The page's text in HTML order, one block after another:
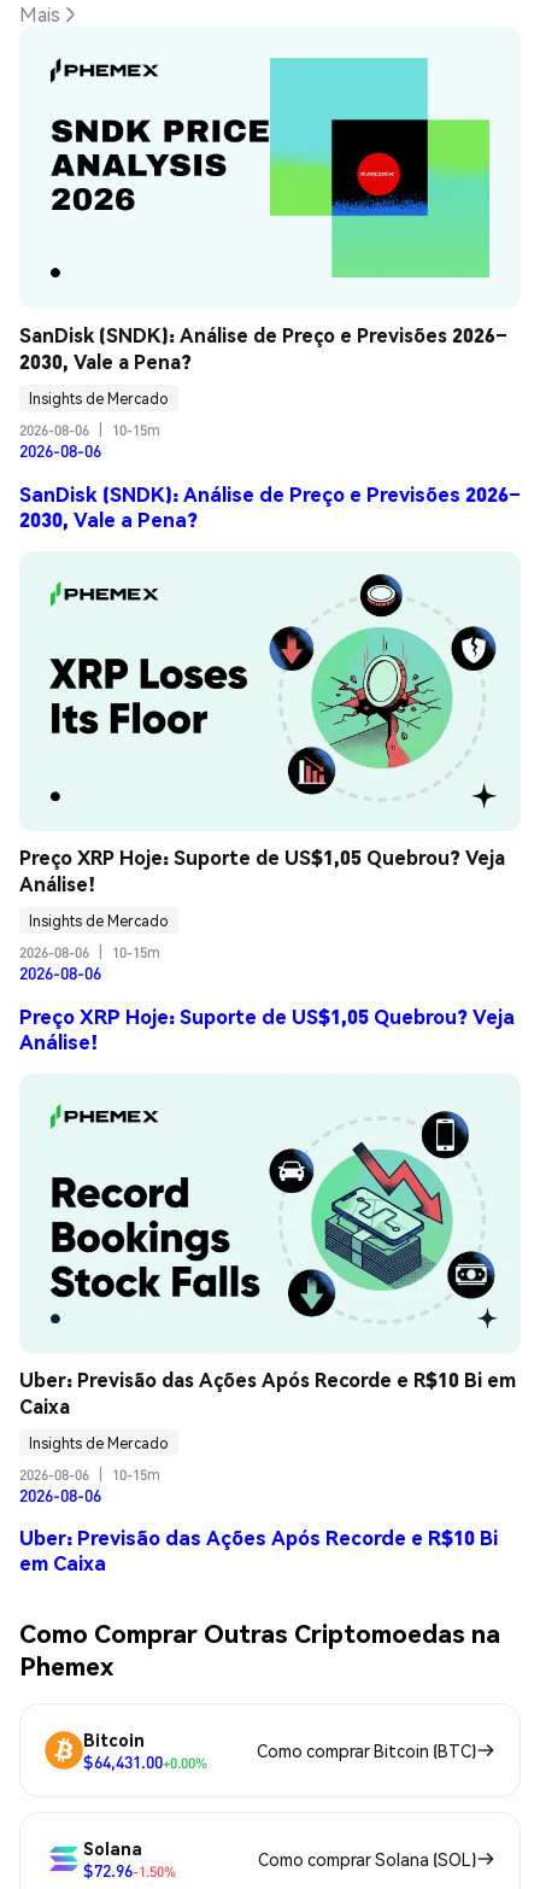
Mais
SanDisk (SNDK): Análise de Preço e Previsões 2026–
2030, Vale a Pena?
Insights de Mercado
2026-08-06
10-15m
2026-08-06
SanDisk (SNDK): Análise de Preço e Previsões 2026–
2030, Vale a Pena?
Preço XRP Hoje: Suporte de US$1,05 Quebrou? Veja
Análise!
Insights de Mercado
2026-08-06
10-15m
2026-08-06
Preço XRP Hoje: Suporte de US$1,05 Quebrou? Veja
Análise!
Uber: Previsão das Ações Após Recorde e R$10 Bi em
Caixa
Insights de Mercado
2026-08-06
10-15m
2026-08-06
Uber: Previsão das Ações Após Recorde e R$10 Bi
em Caixa
Como Comprar Outras Criptomoedas na
Phemex
Bitcoin
$64,431.00+0.00%
Como comprar Bitcoin (BTC)
Solana
$72.96-1.50%
Como comprar Solana (SOL)